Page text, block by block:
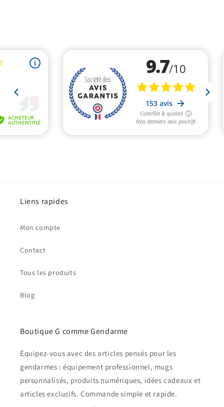
Liens rapides
Mon compte
Contact
Tous les produits
Blog
Boutique G comme Gendarme
Équipez-vous avec des articles pensés pour les
gendarmes : équipement professionnel, mugs
personnalisés, produits numériques, idées cadeaux et
articles exclusifs. Commande simple et rapide.